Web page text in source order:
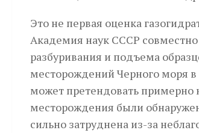
Это не первая оценка
Академия наук СССР
разбуривания и подъема
месторождений Черного моря в
может претендовать примерно
месторождения были
сильно затруднена из-за